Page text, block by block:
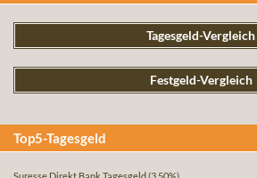
Tagesgeld-Vergleich
Festgeld-Vergleich
Top5-Tagesgeld